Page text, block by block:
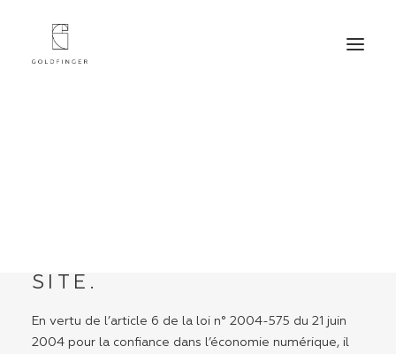
SITE.
En vertu de l’article 6 de la loi n° 2004-575 du 21 juin
2004 pour la confiance dans l’économie numérique, il